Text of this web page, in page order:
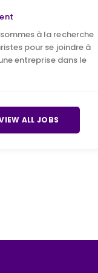
à la recherche
pour se joindre à
entreprise dans le
ALL JOBS